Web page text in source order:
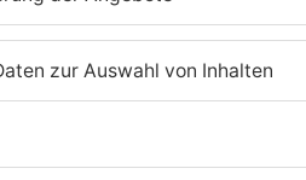
und reiht sich mit Karl
Genres ein. Er vertrat eine für
Ur-Einwohnern
der kolonialisierenden